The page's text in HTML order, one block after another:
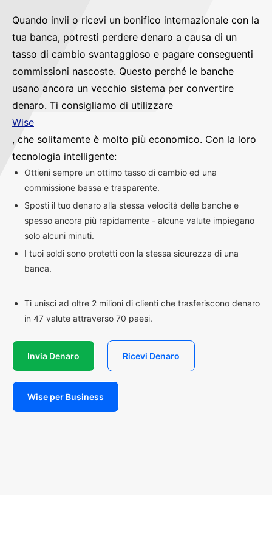
Quando invii o ricevi un bonifico internazionale con la
tua banca, potresti perdere denaro a causa di un
tasso di cambio svantaggioso e pagare conseguenti
commissioni nascoste. Questo perché le banche
usano ancora un vecchio sistema per convertire
denaro. Ti consigliamo di utilizzare
Wise
, che solitamente è molto più economico. Con la loro
tecnologia intelligente:
Ottieni sempre un ottimo tasso di cambio ed una
commissione bassa e trasparente.
Sposti il tuo denaro alla stessa velocità delle banche e
spesso ancora più rapidamente - alcune valute impiegano
solo alcuni minuti.
I tuoi soldi sono protetti con la stessa sicurezza di una
banca.
Ti unisci ad oltre 2 milioni di clienti che trasferiscono denaro
in 47 valute attraverso 70 paesi.
Invia Denaro Ricevi Denaro
Wise per Business